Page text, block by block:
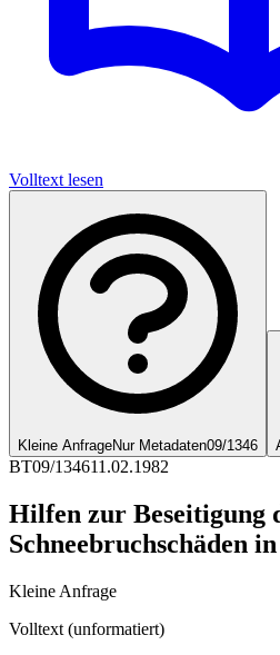
Volltext lesen
Kleine AnfrageNur Metadaten09/1346
BT09/134611.02.1982
Hilfen zur Beseitigung
Schneebruchschäden
Kleine Anfrage
Volltext (unformatiert)